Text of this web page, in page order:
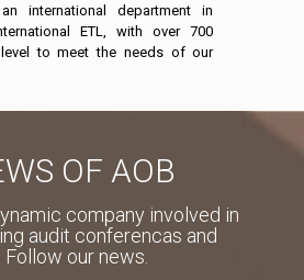
international department in
ETL, with over 700
to meet the needs of our
OF AOB
company involved in
audit conferencas and
Follow our news.